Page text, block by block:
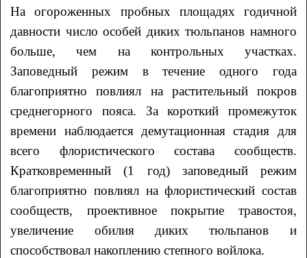
На огороженных пробных площадях годичной
давности число особей диких тюльпанов намного
больше, чем на контрольных участках.
Заповедный режим в течение одного года
благоприятно повлиял на растительный покров
среднегорного пояса. За короткий промежуток
времени наблюдается демутационная стадия для
всего флористического состава сообществ.
Кратковременный (1 год) заповедный режим
благоприятно повлиял на флористический состав
сообществ, проективное покрытие травостоя,
увеличение обилия диких тюльпанов и
способствовал накоплению степного войлока.